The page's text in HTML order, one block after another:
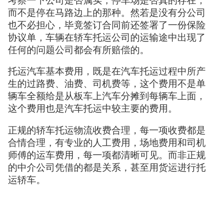
而不是停在马路边上的那种。然若是没有分公司
也不必担心，毕竟签订合同前还签署了一份保险
协议单，车辆在轿车托运公司的运输途中出现了
任何的问题公司都会有所赔偿的。
托运汽车基本费用，既是在汽车托运过程中所产
生的过路费、油费、司机费等，这个费用不是单
辆车全额给是从板车上汽车分摊到每辆车上面，
这个费用也是汽车托运中较主要的费用。
正规的轿车托运物流收费合理，每一项收费都是
合情合理，有专业的人工费用，场地费用和司机
师傅的运车费用，每一项都清晰可见。而非正规
的中介公司凭借的都是关系，甚至用货运进行托
运轿车。